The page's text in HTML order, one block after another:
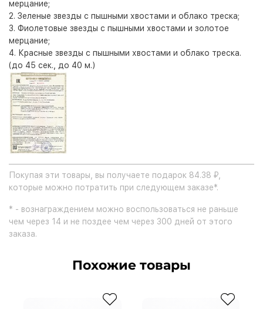
мерцание;
2. Зеленые звезды с пышными хвостами и облако треска;
3. Фиолетовые звезды с пышными хвостами и золотое
мерцание;
4. Красные звезды с пышными хвостами и облако треска.
(до 45 сек., до 40 м.)
Покупая эти товары, вы получаете подарок 84.38 ₽,
которые можно потратить при следующем заказе*.
* - вознаграждением можно воспользоваться не раньше
чем через 14 и не поздее чем через 300 дней от этого
заказа.
Похожие товары